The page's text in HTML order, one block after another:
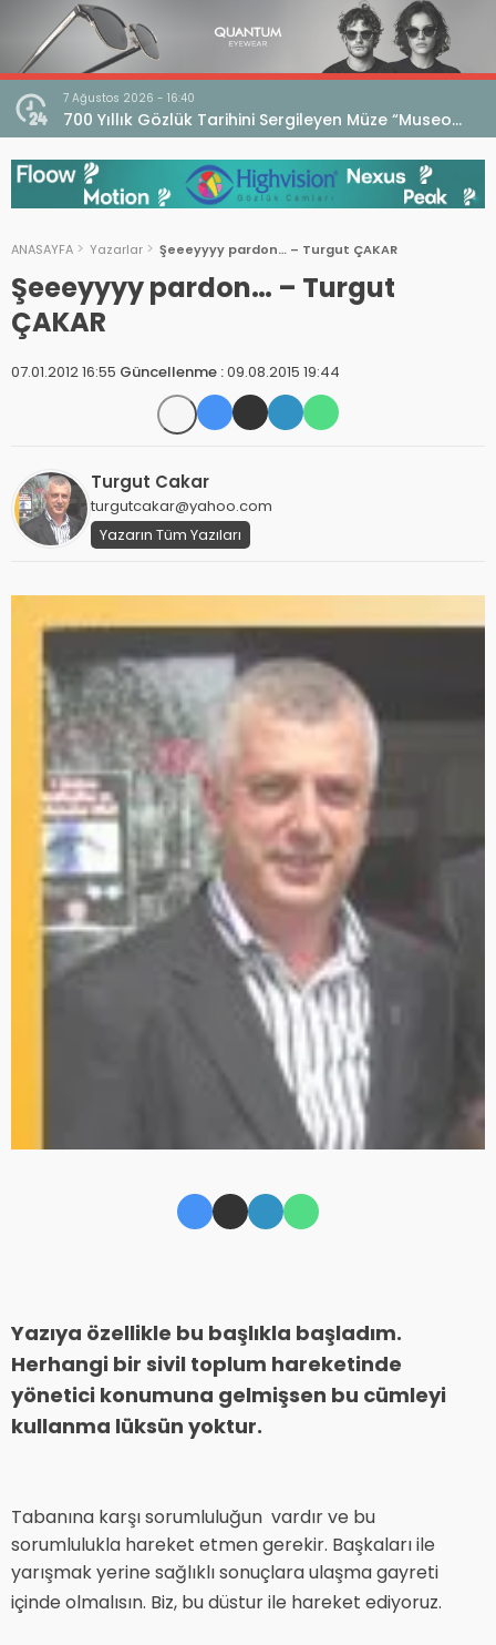
7 Ağustos 2026 - 16:40
700 Yıllık Gözlük Tarihini Sergileyen Müze “Museo
dell’Occhiale”
ANASAYFA Yazarlar Şeeeyyyy pardon… – Turgut ÇAKAR
Şeeeyyyy pardon… – Turgut
ÇAKAR
07.01.2012 16:55 Güncellenme :09.08.2015 19:44
Turgut Cakar
turgutcakar@yahoo.com
Yazarın Tüm Yazıları
Yazıya özellikle bu başlıkla başladım.
Herhangi bir sivil toplum hareketinde
yönetici konumuna gelmişsen bu cümleyi
kullanma lüksün yoktur.
Tabanına karşı sorumluluğun vardır ve bu
sorumlulukla hareket etmen gerekir. Başkaları ile
yarışmak yerine sağlıklı sonuçlara ulaşma gayreti
içinde olmalısın. Biz, bu düstur ile hareket ediyoruz.